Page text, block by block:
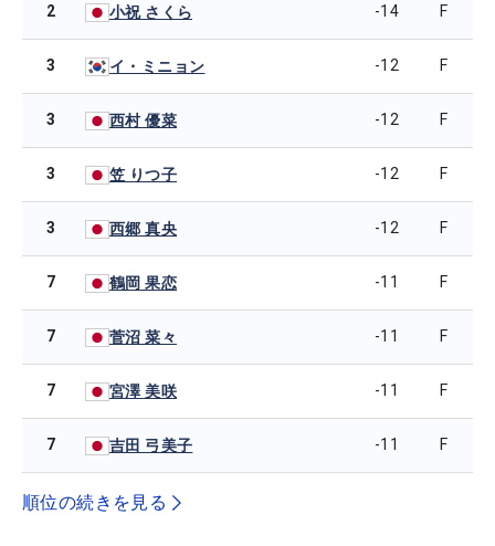
2 小祝 さくら -14 F
3 イ・ミニョン -12 F
3 西村 優菜 -12 F
3 笠 りつ子 -12 F
3 西郷 真央 -12 F
7 鶴岡 果恋 -11 F
7 菅沼 菜々 -11 F
7 宮澤 美咲 -11 F
7 吉田 弓美子 -11 F
順位の続きを見る